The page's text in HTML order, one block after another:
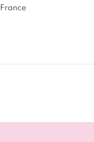
France